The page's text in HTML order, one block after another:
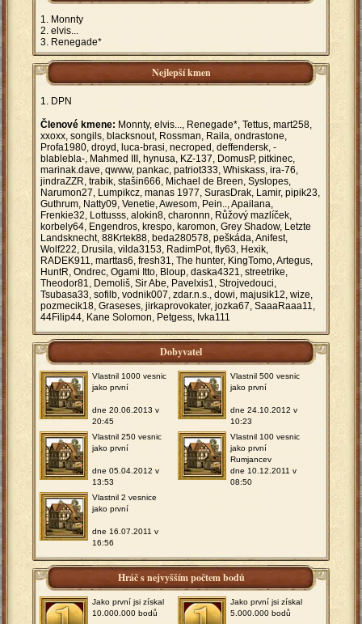
Monnty
elvis...
Renegade*
Nejlepší kmen
DPN
Členové kmene: Monnty, elvis..., Renegade*, Tettus, mart258,
xxoxx, songils, blacksnout, Rossman, Raila, ondrastone,
Profa1980, droyd, luca-brasi, necroped, deffendersk, -
blablebla-, Mahmed III, hynusa, KZ-137, DomusP, pitkinec,
marinak.dave, qwww, pankac, patriot333, Whiskass, ira-76,
jindraZZR, trabik, stašin666, Michael de Breen, Syslopes,
Narumon27, Lumpikcz, manas 1977, SurasDrak, Lamir, pipik23,
Guthrum, Natty09, Venetie, Awesom, Pein.., Apailana,
Frenkie32, Lottusss, alokin8, charonnn, Růžový mazlíček,
korbely64, Engendros, krespo, karomon, Grey Shadow, Letzte
Landsknecht, 88Krtek88, beda280578, peškáda, Anifest,
Wolf222, Drusila, vilda3153, RadimPot, fly63, Hexik,
RADEK911, marttas6, fresh31, The hunter, KingTomo, Artegus,
HuntR, Ondrec, Ogami Itto, Bloup, daska4321, streetrike,
Theodor81, Demoliš, Sir Abe, Pavelxis1, Strojvedouci,
Tsubasa33, sofilb, vodnik007, zdar.n.s., dowi, majusik12, wize,
pozmecik18, Graseses, jirkaprovokater, jozka67, SaaaRaaa11,
44Filip44, Kane Solomon, Petgess, Ivka111
Dobyvatel
Vlastnil 1000 vesnic
jako první
dne 20.06.2013 v
20:45
Vlastnil 500 vesnic
jako první
dne 24.10.2012 v
10:23
Vlastnil 250 vesnic
jako první
dne 05.04.2012 v
13:53
Vlastnil 100 vesnic
jako první
Rumjancev
dne 10.12.2011 v
08:50
Vlastnil 2 vesnice
jako první
dne 16.07.2011 v
16:56
Hráč s nejvyšším počtem bodů
Jako první jsi získal
10.000.000 bodů
Jako první jsi získal
5.000.000 bodů